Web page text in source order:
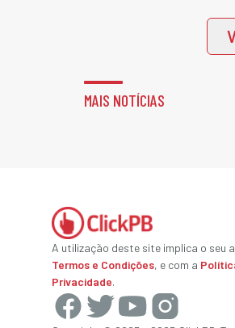
MAIS NOTÍCIAS
A utilização deste site implica o seu
Termos e Condições, e com a
Privacidade.